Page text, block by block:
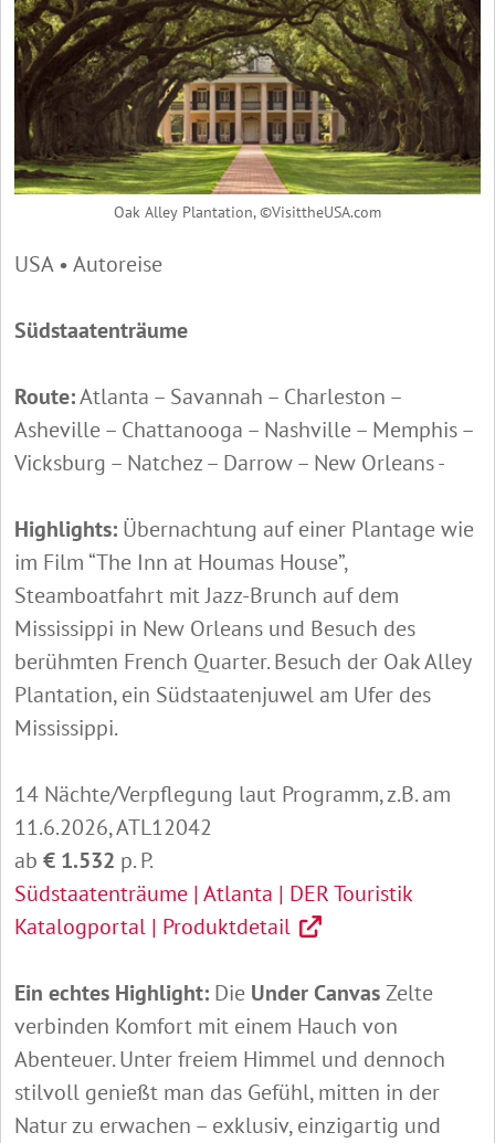
Oak Alley Plantation, ©VisittheUSA.com
USA • Autoreise
Südstaatenträume
Route:Atlanta – Savannah – Charleston –
Asheville – Chattanooga – Nashville – Memphis –
Vicksburg – Natchez – Darrow – New Orleans -
Highlights: Übernachtung auf einer Plantage wie
im Film “The Inn at Houmas House”,
Steamboatfahrt mit Jazz-Brunch auf dem
Mississippi in New Orleans und Besuch des
berühmten French Quarter. Besuch der Oak Alley
Plantation, ein Südstaatenjuwel am Ufer des
Mississippi.
14 Nächte/Verpflegung laut Programm, z.B. am
11.6.2026, ATL12042
ab € 1.532 p. P.
Südstaatenträume | Atlanta | DER Touristik
Katalogportal | Produktdetail
Ein echtes Highlight: Die Under CanvasZelte
verbinden Komfort mit einem Hauch von
Abenteuer. Unter freiem Himmel und dennoch
stilvoll genießt man das Gefühl, mitten in der
Natur zu erwachen – exklusiv, einzigartig und